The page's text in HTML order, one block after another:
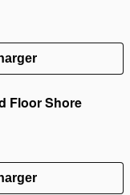
Floor Shore